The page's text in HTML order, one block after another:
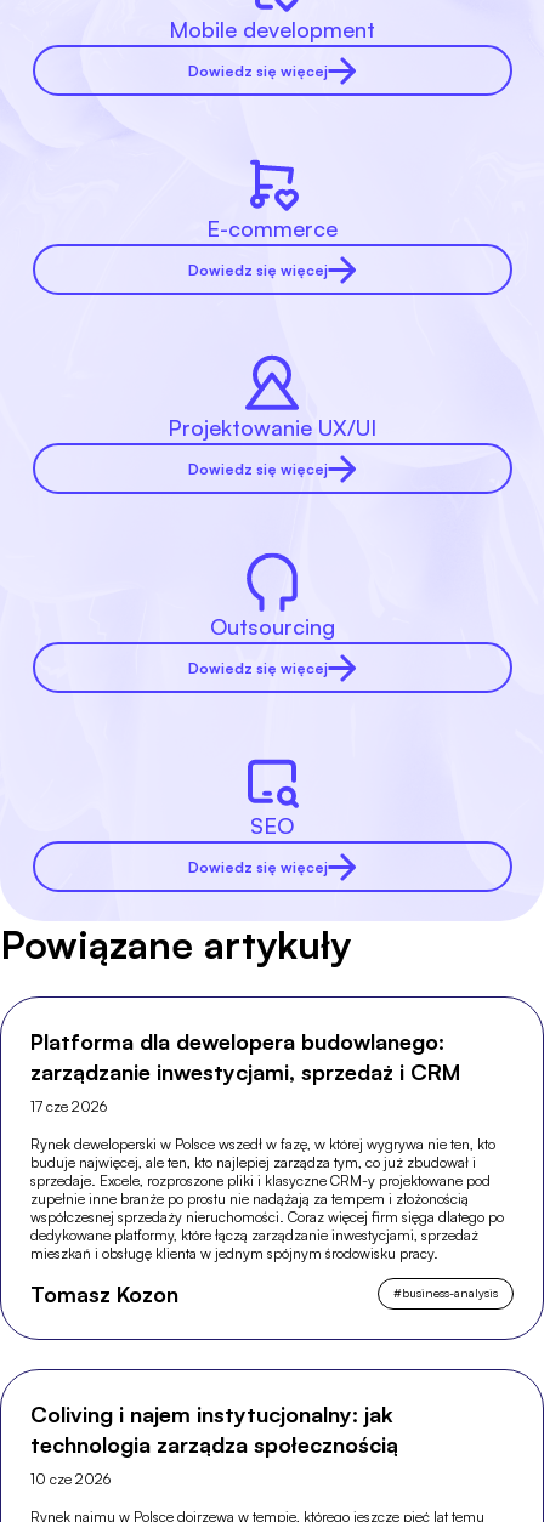
Mobile development
Dowiedz się więcej
E-commerce
Dowiedz się więcej
Projektowanie UX/UI
Dowiedz się więcej
Outsourcing
Dowiedz się więcej
SEO
Dowiedz się więcej
Powiązane artykuły
Platforma dla dewelopera budowlanego:
zarządzanie inwestycjami, sprzedaż i CRM
17 cze 2026
Rynek deweloperski w Polsce wszedł w fazę, w której wygrywa nie ten, kto
buduje najwięcej, ale ten, kto najlepiej zarządza tym, co już zbudował i
sprzedaje. Excele, rozproszone pliki i klasyczne CRM-y projektowane pod
zupełnie inne branże po prostu nie nadążają za tempem i złożonością
współczesnej sprzedaży nieruchomości. Coraz więcej firm sięga dlatego po
dedykowane platformy, które łączą zarządzanie inwestycjami, sprzedaż
mieszkań i obsługę klienta w jednym spójnym środowisku pracy.
Tomasz Kozon #business-analysis
Coliving i najem instytucjonalny: jak
technologia zarządza społecznością
10 cze 2026
Rynek najmu w Polsce dojrzewa w tempie, którego jeszcze pięć lat temu